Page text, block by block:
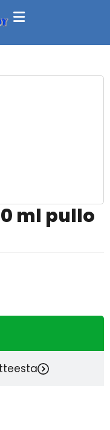
ml pullo